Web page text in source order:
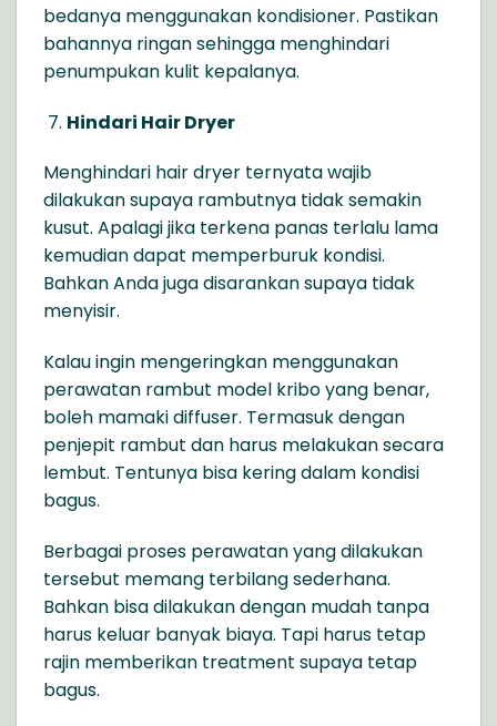
bedanya menggunakan kondisioner. Pastikan
bahannya ringan sehingga menghindari
penumpukan kulit kepalanya.
Hindari Hair Dryer
Menghindari hair dryer ternyata wajib
dilakukan supaya rambutnya tidak semakin
kusut. Apalagi jika terkena panas terlalu lama
kemudian dapat memperburuk kondisi.
Bahkan Anda juga disarankan supaya tidak
menyisir.
Kalau ingin mengeringkan menggunakan
perawatan rambut model kribo yang benar,
boleh mamaki diffuser. Termasuk dengan
penjepit rambut dan harus melakukan secara
lembut. Tentunya bisa kering dalam kondisi
bagus.
Berbagai proses perawatan yang dilakukan
tersebut memang terbilang sederhana.
Bahkan bisa dilakukan dengan mudah tanpa
harus keluar banyak biaya. Tapi harus tetap
rajin memberikan treatment supaya tetap
bagus.